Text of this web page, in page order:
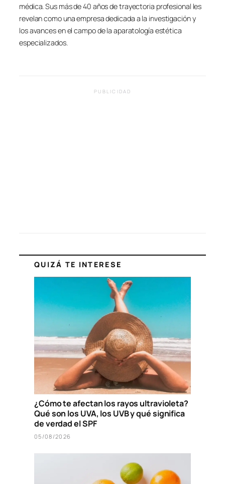
médica. Sus más de 40 años de trayectoria profesional les
revelan como una empresa dedicada a la investigación y
los avances en el campo de la aparatología estética
especializados.
PUBLICIDAD
QUIZÁ TE INTERESE
¿Cómo te afectan los rayos ultravioleta?
Qué son los UVA, los UVB y qué significa
de verdad el SPF
05/08/2026